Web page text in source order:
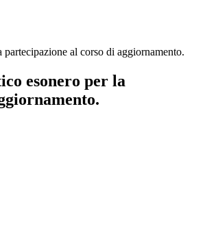
al corso di aggiornamento.
esonero per la